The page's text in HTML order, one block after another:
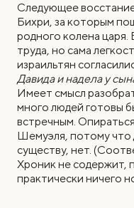
Следующее
Бихри, за которым
родного колена
труда, но сама
израильтян
Давида и надела у
Имеет смысл
много людей готовы
встречным.
Шемуэля, потому что
существу, нет.
Хроник не содержит,
практически ничего